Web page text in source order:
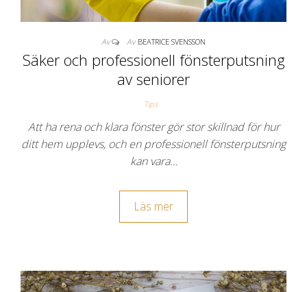
Av Av BEATRICE SVENSSON
Säker och professionell fönsterputsning
av seniorer
Tips
Att ha rena och klara fönster gör stor skillnad för hur
ditt hem upplevs, och en professionell fönsterputsning
kan vara…
Läs mer